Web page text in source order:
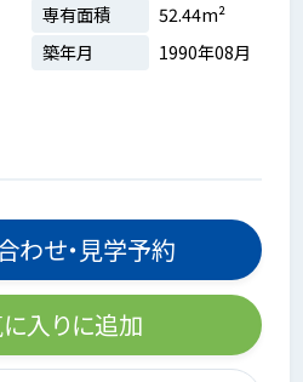
専有面積
52.44m²
築年月 1990年08月
わせ・見学予約
入りに追加